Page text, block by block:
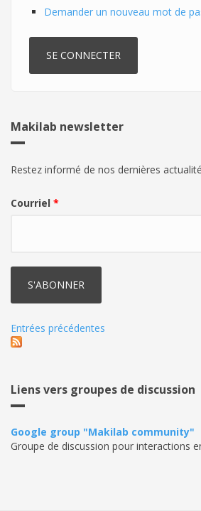
Demander un nouveau mot de
Makilab newsletter
Restez informé de nos dernières
Courriel *
Entrées précédentes
Liens vers groupes de discussion
Google group "Makilab community"
Groupe de discussion pour interactions